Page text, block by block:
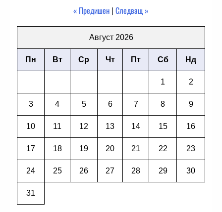
« Предишен | Следващ »
Август 2026
Пн Вт Ср Чт Пт Сб Нд
1 2
3 4 5 6 7 8 9
10 11 12 13 14 15 16
17 18 19 20 21 22 23
24 25 26 27 28 29 30
31